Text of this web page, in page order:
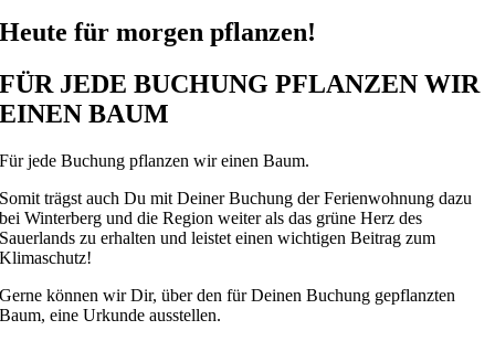
Heute für morgen pflanzen!
FÜR JEDE BUCHUNG PFLANZEN WIR
EINEN BAUM
Für jede Buchung pflanzen wir einen Baum.
Somit trägst auch Du mit Deiner Buchung der Ferienwohnung dazu
bei Winterberg und die Region weiter als das grüne Herz des
Sauerlands zu erhalten und leistet einen wichtigen Beitrag zum
Klimaschutz!
Gerne können wir Dir, über den für Deinen Buchung gepflanzten
Baum, eine Urkunde ausstellen.